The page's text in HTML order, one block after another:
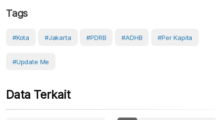
Tags
#Kota #Jakarta #PDRB #ADHB #Per Kapita
#Update Me
Data Terkait